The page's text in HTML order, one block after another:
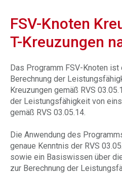
FSV-Knoten
T-Kreuzungen
Das Programm FSV-Knoten
Berechnung der
Kreuzungen gemäß RVS
der Leistungsfähigkeit von
gemäß RVS 03.05.14.
Die Anwendung des
genaue Kenntnis der RVS
sowie ein Basiswissen über
zur Berechnung der